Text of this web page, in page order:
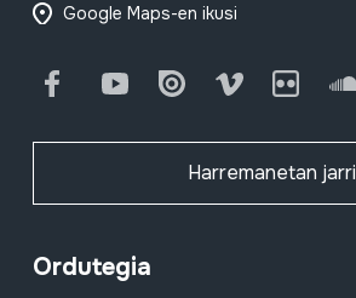
Google Maps-en ikusi
FacebookYoutube Issuu Vimeo Flickr
Harremanetan jarri
Ordutegia